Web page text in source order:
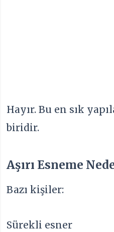
Hayır. Bu en sık
biridir.
Aşırı Esneme
Bazı kişiler:
Sürekli esner